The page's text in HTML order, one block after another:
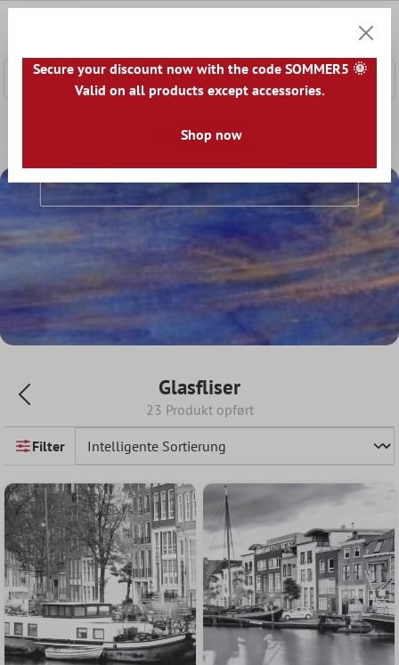
Glasfliser
Glasfliser
Glasfliser
23 Produkt opført
Filter
Secure your discount now with the code SOMMER5 🌞
Valid on all products except accessories.
Shop now